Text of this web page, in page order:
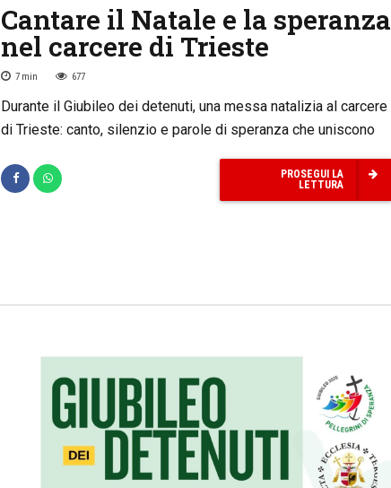
Cantare il Natale e la speranza
nel carcere di Trieste
7 min 677
Durante il Giubileo dei detenuti, una messa natalizia al carcere
di Trieste: canto, silenzio e parole di speranza che uniscono
PROSEGUI LA
LETTURA